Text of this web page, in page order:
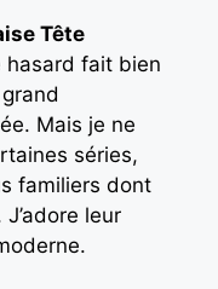
Tête
hasard fait bien
Mais je ne
séries,
familiers dont
leur